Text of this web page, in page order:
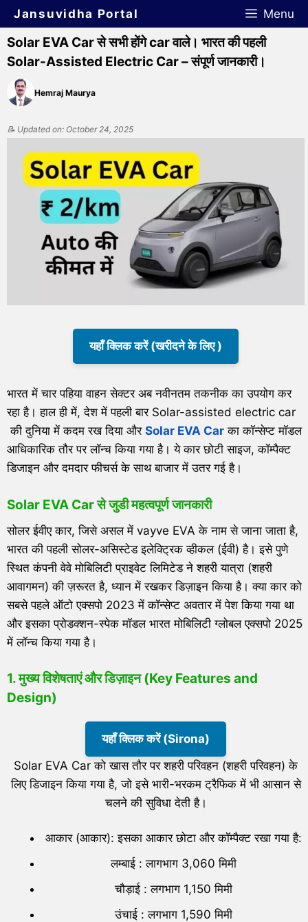
Jansuvidha Portal Menu
Solar EVA Car से सभी होंगे car वाले। भारत की पहली
Solar-Assisted Electric Car – संपूर्ण जानकारी।
Hemraj Maurya
📝 Updated on: October 24, 2025
यहाँ क्लिक करें (खरीदने के लिए )
भारत में चार पहिया वाहन सेक्टर अब नवीनतम तकनीक का उपयोग कर
रहा है। हाल ही में, देश में पहली बार Solar-assisted electric car
की दुनिया में कदम रख दिया और Solar EVA Car का कॉन्सेप्ट मॉडल
आधिकारिक तौर पर लॉन्च किया गया है। ये कार छोटी साइज, कॉम्पैक्ट
डिजाइन और दमदार फीचर्स के साथ बाजार में उतर गई है।
Solar EVA Car से जुडी महत्वपूर्ण जानकारी
सोलर ईवीए कार, जिसे असल में vayve EVA के नाम से जाना जाता है,
भारत की पहली सोलर-असिस्टेड इलेक्ट्रिक व्हीकल (ईवी) है। इसे पुणे
स्थित कंपनी वेवे मोबिलिटी प्राइवेट लिमिटेड ने शहरी यात्रा (शहरी
आवागमन) की ज़रूरत है, ध्यान में रखकर डिज़ाइन किया है। क्या कार को
सबसे पहले ऑटो एक्सपो 2023 में कॉन्सेप्ट अवतार में पेश किया गया था
और इसका प्रोडक्शन-स्पेक मॉडल भारत मोबिलिटी ग्लोबल एक्सपो 2025
में लॉन्च किया गया है।
1. मुख्य विशेषताएं और डिज़ाइन (Key Features and
Design)
यहाँ क्लिक करें (Sirona)
Solar EVA Car को खास तौर पर शहरी परिवहन (शहरी परिवहन) के
लिए डिजाइन किया गया है, जो इसे भारी-भरकम ट्रैफिक में भी आसान से
चलने की सुविधा देती है।
आकार (आकार): इसका आकार छोटा और कॉम्पैक्ट रखा गया है:
लम्बाई : लागभाग 3,060 मिमी
चौड़ाई : लगभाग 1,150 मिमी
उंचाई : लगभाग 1,590 मिमी